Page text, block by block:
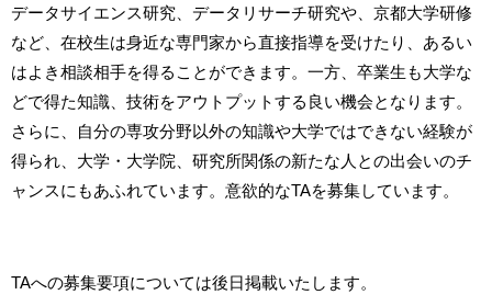
データサイエンス研究、データリサーチ研究や、京都大学研修
など、在校生は身近な専門家から直接指導を受けたり、あるい
はよき相談相手を得ることができます。一方、卒業生も大学な
どで得た知識、技術をアウトプットする良い機会となります。
さらに、自分の専攻分野以外の知識や大学ではできない経験が
得られ、大学・大学院、研究所関係の新たな人との出会いのチ
ャンスにもあふれています。意欲的なTAを募集しています。
TAへの募集要項については後日掲載いたします。